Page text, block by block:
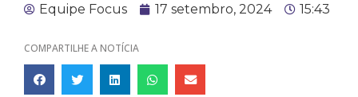
Equipe Focus 17 setembro, 2024 15:43
COMPARTILHE A NOTÍCIA